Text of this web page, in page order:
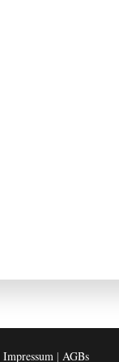
Impressum| AGBs